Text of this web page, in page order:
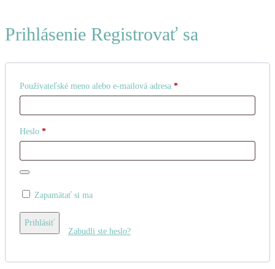
Prihlásenie Registrovať sa
Používateľské meno alebo e-mailová adresa *Povinné
Heslo *Povinné
Zapamätať si ma
Prihlásiť
Zabudli ste heslo?